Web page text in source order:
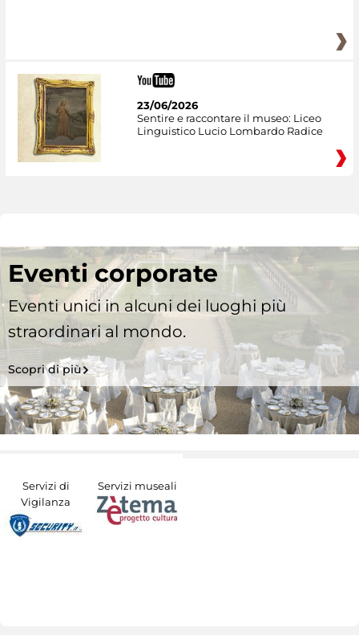
23/06/2026
Sentire e raccontare il museo: Liceo
Linguistico Lucio Lombardo Radice
Eventi corporate
Eventi unici in alcuni dei luoghi più
straordinari al mondo.
Scopri di più
Servizi di
Vigilanza
Servizi museali